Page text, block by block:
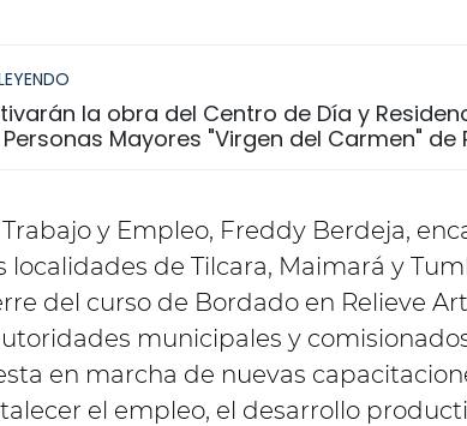
la obra del Centro de Día y
Mayores "Virgen del Carmen" de
y Empleo, Freddy Berdeja,
localidades de Tilcara, Maimará y
del curso de Bordado en Relieve
municipales y
en marcha de nuevas
el empleo, el desarrollo